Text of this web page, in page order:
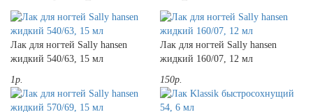
Лак для ногтей Sally hansen
жидкий 540/63, 15 мл
1р.
Лак для ногтей Sally hansen
жидкий 160/07, 12 мл
150р.